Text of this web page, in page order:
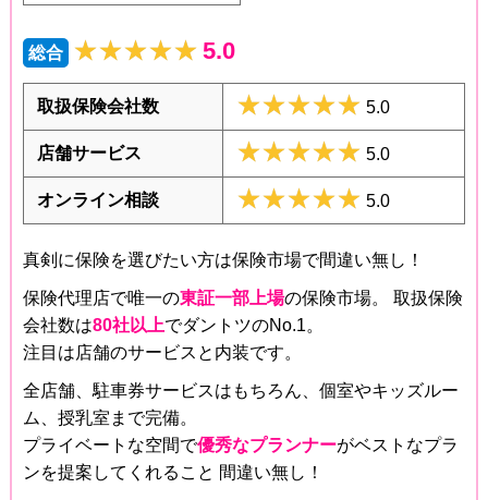
総合 ★★★★★
★★★★★ 5.0
取扱保険会社数 ★★★★★
★★★★★ 5.0
店舗サービス ★★★★★
★★★★★ 5.0
オンライン相談 ★★★★★
★★★★★ 5.0
真剣に保険を選びたい方は保険市場で間違い無し！
保険代理店で唯一の東証一部上場の保険市場。 取扱保険
会社数は80社以上でダントツのNo.1。
注目は店舗のサービスと内装です。
全店舗、駐車券サービスはもちろん、個室やキッズルー
ム、授乳室まで完備。
プライベートな空間で優秀なプランナーがベストなプラ
ンを提案してくれること 間違い無し！